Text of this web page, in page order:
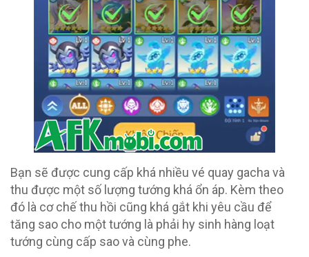
Bạn sẽ được cung cấp khá nhiều vé quay gacha và
thu được một số lượng tướng khá ổn áp. Kèm theo
đó là cơ chế thu hồi cũng khá gắt khi yêu cầu để
tăng sao cho một tướng là phải hy sinh hàng loạt
tướng cùng cấp sao và cùng phe.